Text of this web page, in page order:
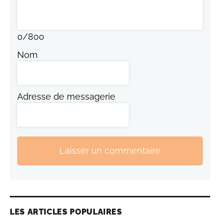
0/800
Nom
Adresse de messagerie
Laisser un commentaire
LES ARTICLES POPULAIRES